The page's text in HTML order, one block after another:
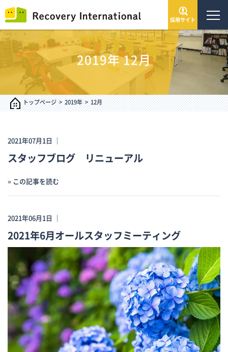
トップページ
会社情報
サービス・事業
インフォメーション
採用情報
お問い合わせ
採用サイト
2019年12月
トップページ 2019年 12月
2021年07月1日 ｜
スタッフブログ リニューアル
» この記事を読む
2021年06月1日 ｜
2021年6月オールスタッフミーティング